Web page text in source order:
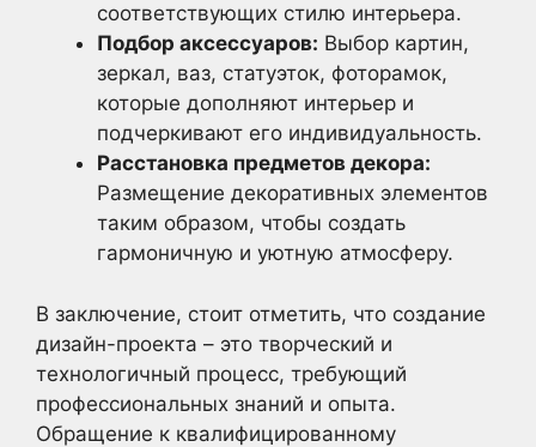
соответствующих стилю интерьера.
Подбор аксессуаров: Выбор картин,
зеркал, ваз, статуэток, фоторамок,
которые дополняют интерьер и
подчеркивают его индивидуальность.
Расстановка предметов декора:
Размещение декоративных элементов
таким образом, чтобы создать
гармоничную и уютную атмосферу.
В заключение, стоит отметить, что создание
дизайн-проекта – это творческий и
технологичный процесс, требующий
профессиональных знаний и опыта.
Обращение к квалифицированному